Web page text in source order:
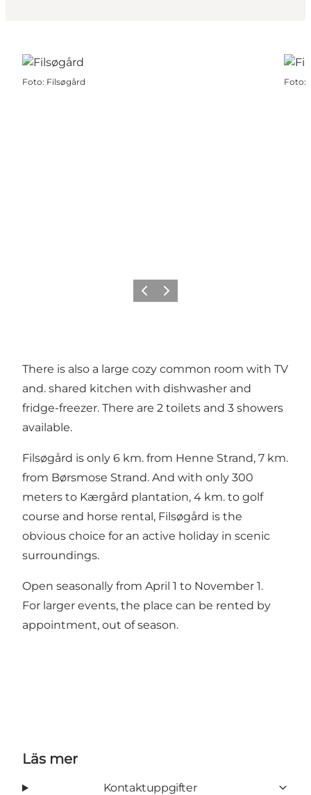
Foto: Filsøgård Foto:
Föregående
Nästa
There is also a large cozy common room with TV
and. shared kitchen with dishwasher and
fridge-freezer. There are 2 toilets and 3 showers
available.
Filsøgård is only 6 km. from Henne Strand, 7 km.
from Børsmose Strand. And with only 300
meters to Kærgård plantation, 4 km. to golf
course and horse rental, Filsøgård is the
obvious choice for an active holiday in scenic
surroundings.
Open seasonally from April 1 to November 1.
For larger events, the place can be rented by
appointment, out of season.
Läs mer
Kontaktuppgifter